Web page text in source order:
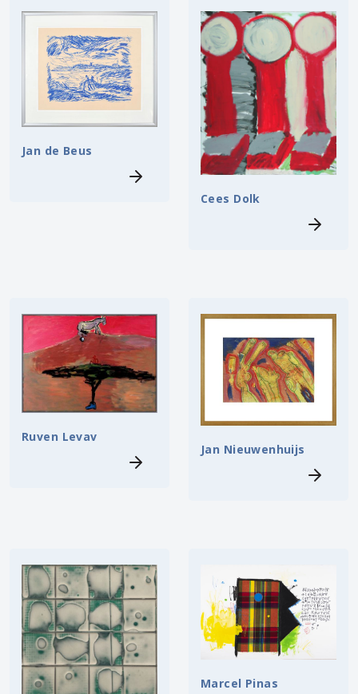
Jan de Beus
Cees Dolk
Ruven Levav
Jan Nieuwenhuijs
Marcel Pinas